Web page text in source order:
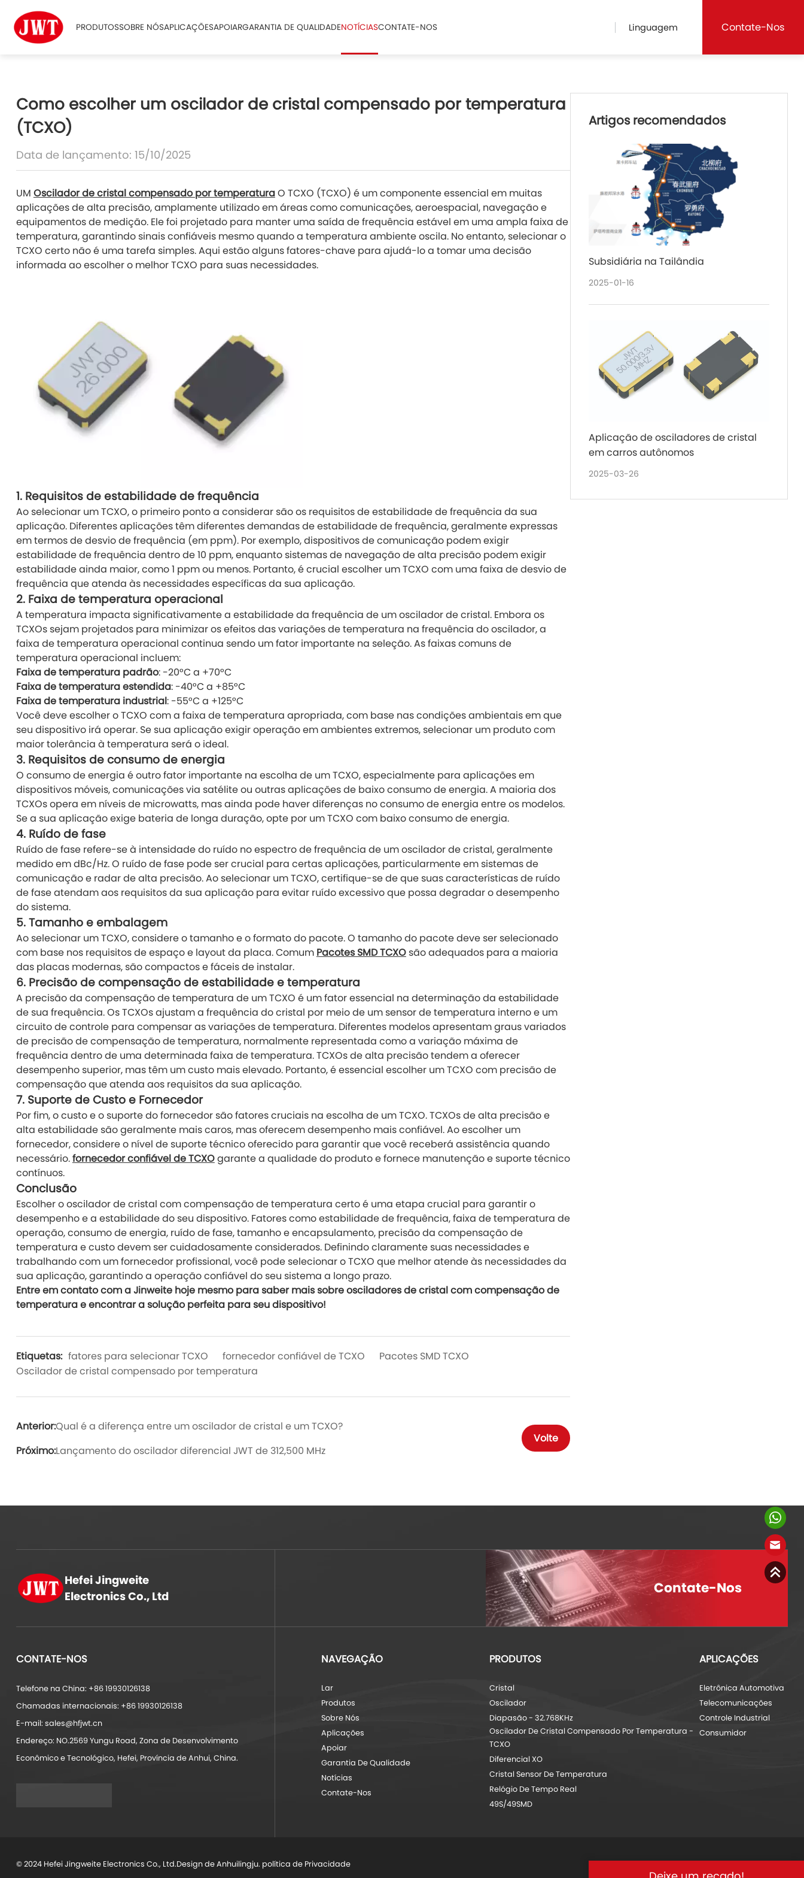
PRODUTOSSOBRE NÓSAPLICAÇÕESAPOIARGARANTIA DE QUALIDADENOTÍCIASCONTATE-NOS Linguagem Contate-Nos
Como escolher um oscilador de cristal compensado por temperatura
(TCXO)
Data de lançamento: 15/10/2025
UM Oscilador de cristal compensado por temperaturaO TCXO (TCXO) é um componente essencial em muitas
aplicações de alta precisão, amplamente utilizado em áreas como comunicações, aeroespacial, navegação e
equipamentos de medição. Ele foi projetado para manter uma saída de frequência estável em uma ampla faixa de
temperatura, garantindo sinais confiáveis mesmo quando a temperatura ambiente oscila. No entanto, selecionar o
TCXO certo não é uma tarefa simples. Aqui estão alguns fatores-chave para ajudá-lo a tomar uma decisão
informada ao escolher o melhor TCXO para suas necessidades.
1. Requisitos de estabilidade de frequência
Ao selecionar um TCXO, o primeiro ponto a considerar são os requisitos de estabilidade de frequência da sua
aplicação. Diferentes aplicações têm diferentes demandas de estabilidade de frequência, geralmente expressas
em termos de desvio de frequência (em ppm). Por exemplo, dispositivos de comunicação podem exigir
estabilidade de frequência dentro de 10 ppm, enquanto sistemas de navegação de alta precisão podem exigir
estabilidade ainda maior, como 1 ppm ou menos. Portanto, é crucial escolher um TCXO com uma faixa de desvio de
frequência que atenda às necessidades específicas da sua aplicação.
2. Faixa de temperatura operacional
A temperatura impacta significativamente a estabilidade da frequência de um oscilador de cristal. Embora os
TCXOs sejam projetados para minimizar os efeitos das variações de temperatura na frequência do oscilador, a
faixa de temperatura operacional continua sendo um fator importante na seleção. As faixas comuns de
temperatura operacional incluem:
Faixa de temperatura padrão: -20°C a +70°C
Faixa de temperatura estendida: -40°C a +85°C
Faixa de temperatura industrial: -55°C a +125°C
Você deve escolher o TCXO com a faixa de temperatura apropriada, com base nas condições ambientais em que
seu dispositivo irá operar. Se sua aplicação exigir operação em ambientes extremos, selecionar um produto com
maior tolerância à temperatura será o ideal.
3. Requisitos de consumo de energia
O consumo de energia é outro fator importante na escolha de um TCXO, especialmente para aplicações em
dispositivos móveis, comunicações via satélite ou outras aplicações de baixo consumo de energia. A maioria dos
TCXOs opera em níveis de microwatts, mas ainda pode haver diferenças no consumo de energia entre os modelos.
Se a sua aplicação exige bateria de longa duração, opte por um TCXO com baixo consumo de energia.
4. Ruído de fase
Ruído de fase refere-se à intensidade do ruído no espectro de frequência de um oscilador de cristal, geralmente
medido em dBc/Hz. O ruído de fase pode ser crucial para certas aplicações, particularmente em sistemas de
comunicação e radar de alta precisão. Ao selecionar um TCXO, certifique-se de que suas características de ruído
de fase atendam aos requisitos da sua aplicação para evitar ruído excessivo que possa degradar o desempenho
do sistema.
5.Tamanho e embalagem
Ao selecionar um TCXO, considere o tamanho e o formato do pacote. O tamanho do pacote deve ser selecionado
com base nos requisitos de espaço e layout da placa. Comum Pacotes SMD TCXOsão adequados para a maioria
das placas modernas, são compactos e fáceis de instalar.
6. Precisão de compensação de estabilidade e temperatura
A precisão da compensação de temperatura de um TCXO é um fator essencial na determinação da estabilidade
de sua frequência. Os TCXOs ajustam a frequência do cristal por meio de um sensor de temperatura interno e um
circuito de controle para compensar as variações de temperatura. Diferentes modelos apresentam graus variados
de precisão de compensação de temperatura, normalmente representada como a variação máxima de
frequência dentro de uma determinada faixa de temperatura. TCXOs de alta precisão tendem a oferecer
desempenho superior, mas têm um custo mais elevado. Portanto, é essencial escolher um TCXO com precisão de
compensação que atenda aos requisitos da sua aplicação.
7. Suporte de Custo e Fornecedor
Por fim, o custo e o suporte do fornecedor são fatores cruciais na escolha de um TCXO. TCXOs de alta precisão e
alta estabilidade são geralmente mais caros, mas oferecem desempenho mais confiável. Ao escolher um
fornecedor, considere o nível de suporte técnico oferecido para garantir que você receberá assistência quando
necessário.fornecedor confiável de TCXOgarante a qualidade do produto e fornece manutenção e suporte técnico
contínuos.
Conclusão
Escolher o oscilador de cristal com compensação de temperatura certo é uma etapa crucial para garantir o
desempenho e a estabilidade do seu dispositivo. Fatores como estabilidade de frequência, faixa de temperatura de
operação, consumo de energia, ruído de fase, tamanho e encapsulamento, precisão da compensação de
temperatura e custo devem ser cuidadosamente considerados. Definindo claramente suas necessidades e
trabalhando com um fornecedor profissional, você pode selecionar o TCXO que melhor atende às necessidades da
sua aplicação, garantindo a operação confiável do seu sistema a longo prazo.
Entre em contato com a Jinweite hoje mesmo para saber mais sobre osciladores de cristal com compensação de
temperatura e encontrar a solução perfeita para seu dispositivo!
Etiquetas: fatores para selecionar TCXO fornecedor confiável de TCXO
Pacotes SMD TCXO
Oscilador de cristal compensado por temperatura
Anterior:Qual é a diferença entre um oscilador de cristal e um TCXO?
Próximo:Lançamento do oscilador diferencial JWT de 312,500 MHz
Volte
Artigos recomendados
Subsidiária na Tailândia
2025-01-16
Aplicação de osciladores de cristal
em carros autônomos
2025-03-26
Hefei Jingweite
Electronics Co., Ltd
CONTATE-NOS
Telefone na China: +86 19930126138
Chamadas internacionais: +86 19930126138
E-mail: sales@hfjwt.cn
Endereço: NO.2569 Yungu Road, Zona de Desenvolvimento
Econômico e Tecnológico, Hefei, Província de Anhui, China.
Contate-Nos
NAVEGAÇÃO
Lar
Produtos
Sobre Nós
Aplicações
Apoiar
Garantia De Qualidade
Notícias
Contate-Nos
PRODUTOS
Cristal
Oscilador
Diapasão - 32.768KHz
Oscilador De Cristal Compensado Por Temperatura -
TCXO
Diferencial XO
Cristal Sensor De Temperatura
Relógio De Tempo Real
49S/49SMD
APLICAÇÕES
Eletrônica Automotiva
Telecomunicações
Controle Industrial
Consumidor
© 2024 Hefei Jingweite Electronics Co., Ltd.Design de Anhuilingju. política de Privacidade